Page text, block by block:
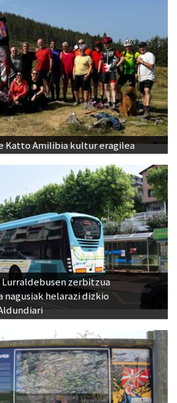
Katto Amilibia kultur eragilea
zerbitzua
helarazi dizkio